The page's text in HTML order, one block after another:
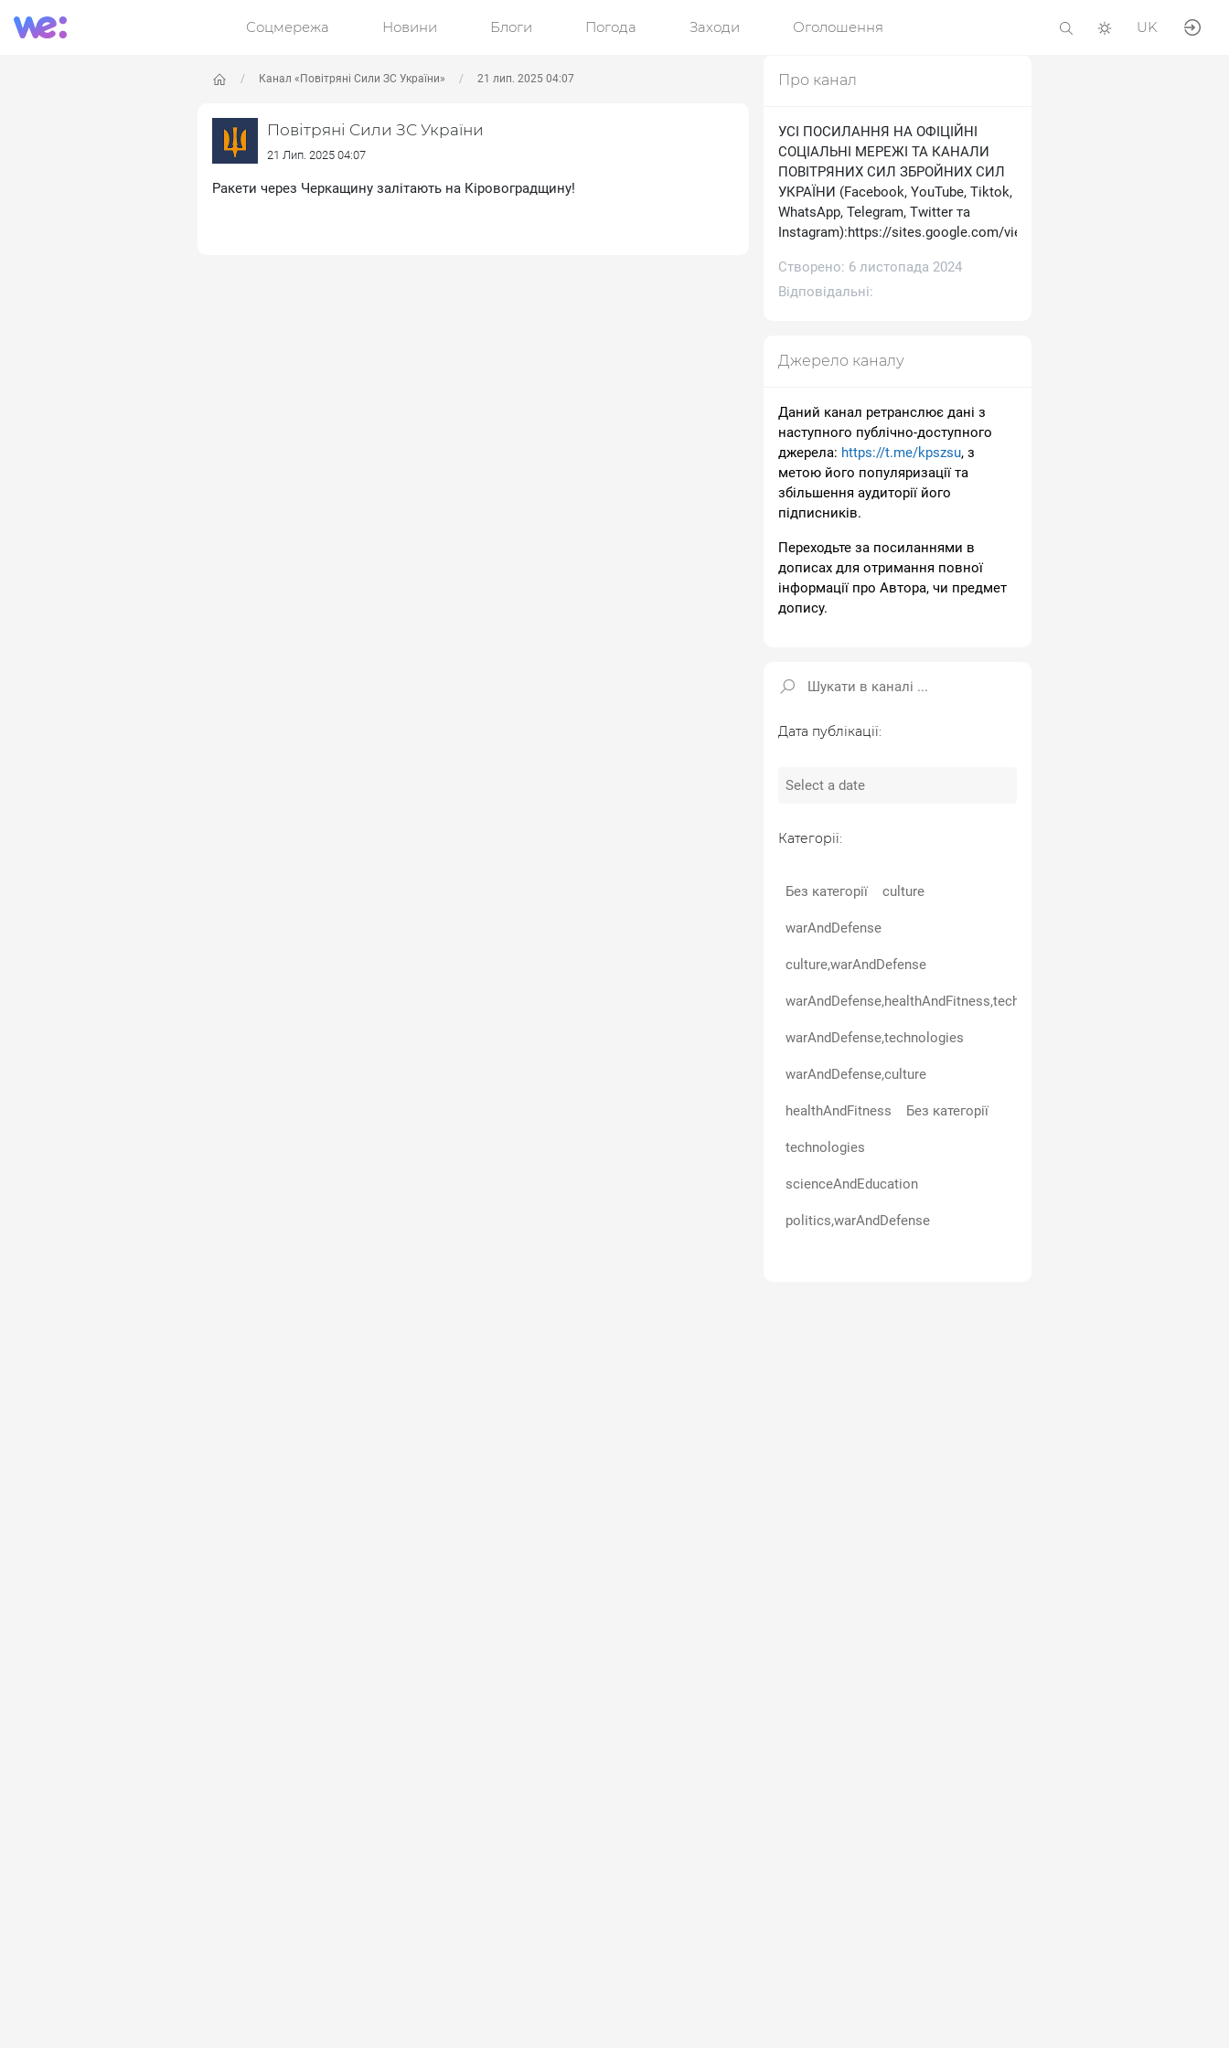
Соцмережа Новини Блоги Погода Заходи Оголошення UK
Канал «Повітряні Сили ЗС України» 21 лип. 2025 04:07
Повітряні Сили ЗС України
21 Лип. 2025 04:07
Ракети через Черкащину залітають на Кіровоградщину!
Про канал
УСІ ПОСИЛАННЯ НА ОФІЦІЙНІ
СОЦІАЛЬНІ МЕРЕЖІ ТА КАНАЛИ
ПОВІТРЯНИХ СИЛ ЗБРОЙНИХ СИЛ
УКРАЇНИ (Facebook, YouTube, Tiktok,
WhatsApp, Telegram, Тwitter та
Іnstagram):https://sites.google.com/view/ukrainianairforce
Створено: 6 листопада 2024
Відповідальні:
Джерело каналу
Даний канал ретранслює дані з
наступного публічно-доступного
джерела: https://t.me/kpszsu, з
метою його популяризації та
збільшення аудиторії його
підписників.
Переходьте за посиланнями в
дописах для отримання повної
інформації про Автора, чи предмет
допису.
Дата публікації:
Категорії:
Без категорії culture
warAndDefense
culture,warAndDefense
warAndDefense,healthAndFitness,technologies
warAndDefense,technologies
warAndDefense,culture
healthAndFitness Без категорії
technologies
scienceAndEducation
politics,warAndDefense